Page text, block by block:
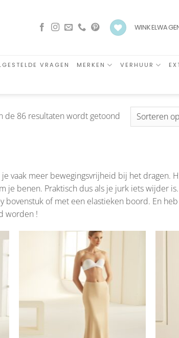
VRAGEN MERKEN VERHUUR
de 86 resultaten wordt getoond Gesorteerd
vaak meer bewegingsvrijheid bij het dragen.
je benen. Praktisch dus als je jurk iets wijder
bovenstuk of met een elastieken boord. En
worden !
verlanglijst
toevoegen